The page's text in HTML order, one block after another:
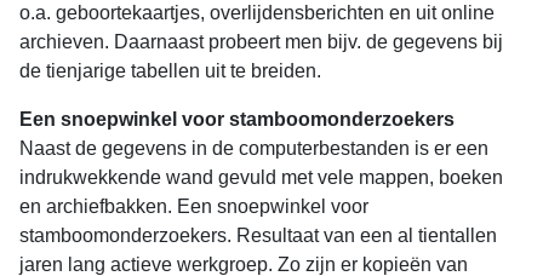
o.a. geboortekaartjes, overlijdensberichten en uit online
archieven. Daarnaast probeert men bijv. de gegevens bij
de tienjarige tabellen uit te breiden.
Een snoepwinkel voor stamboomonderzoekers
Naast de gegevens in de computerbestanden is er een
indrukwekkende wand gevuld met vele mappen, boeken
en archiefbakken. Een snoepwinkel voor
stamboomonderzoekers. Resultaat van een al tientallen
jaren lang actieve werkgroep. Zo zijn er kopieën van